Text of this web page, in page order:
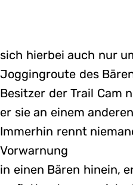
sich hierbei auch nur
Joggingroute des
Besitzer der Trail Cam
er sie an einem
Immerhin rennt
Vorwarnung
in einen Bären hinein,